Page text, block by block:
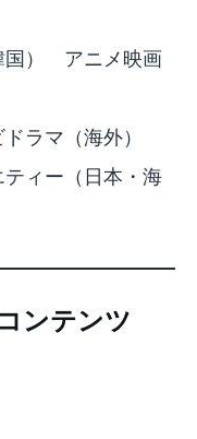
）
アニメ映画
ラマ（海外）
ティー（日本・海
ンテンツ